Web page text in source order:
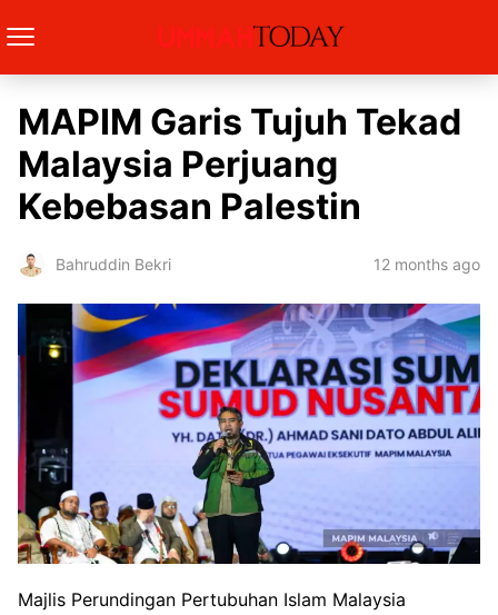
MAPIM Garis Tujuh Tekad
Malaysia Perjuang
Kebebasan Palestin
Bahruddin Bekri 12 months ago
Majlis Perundingan Pertubuhan Islam Malaysia